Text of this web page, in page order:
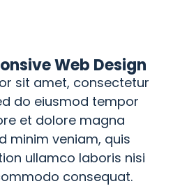
Web Design
sit amet, consectetur
do eiusmod tempor
et dolore magna
minim veniam, quis
ullamco laboris nisi
consequat.